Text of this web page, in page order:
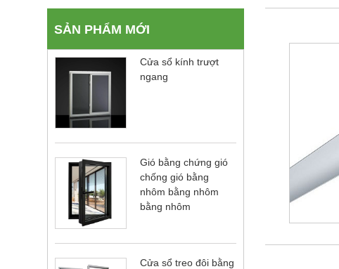
SẢN PHẨM MỚI
Cửa sổ kính trượt
ngang
Gió bằng chứng gió
chống gió bằng
nhôm bằng nhôm
bằng nhôm
Cửa sổ treo đôi bằng